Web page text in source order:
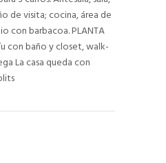
de visita; cocina, área de
con barbacoa. PLANTA
con baño y closet, walk-
La casa queda con